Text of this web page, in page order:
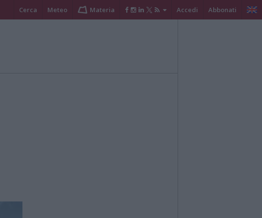
Cerca Meteo Materia Accedi Abbonati